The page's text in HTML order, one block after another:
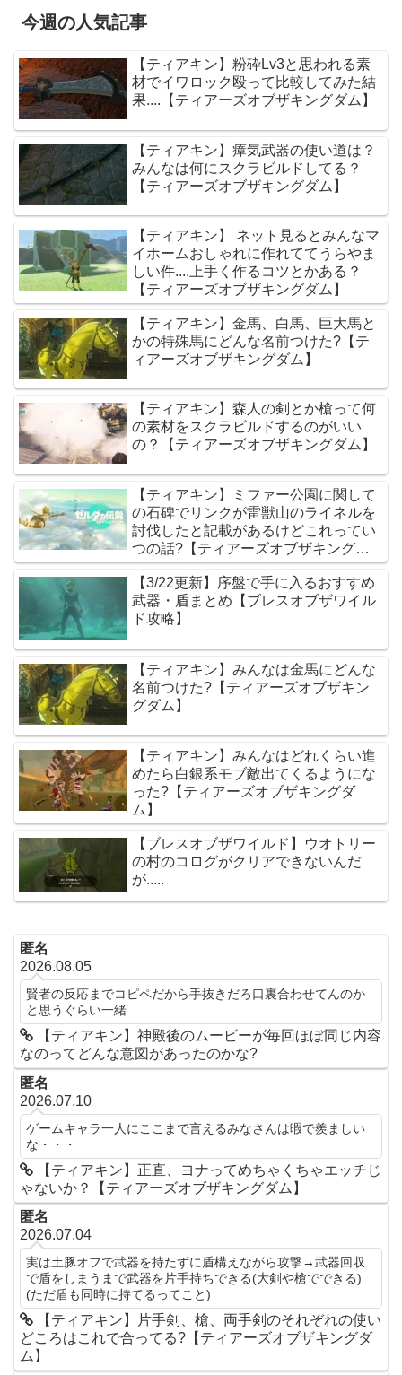
今週の人気記事
【ティアキン】粉砕Lv3と思われる素
材でイワロック殴って比較してみた結
果....【ティアーズオブザキングダム】
【ティアキン】瘴気武器の使い道は？
みんなは何にスクラビルドしてる？
【ティアーズオブザキングダム】
【ティアキン】 ネット見るとみんなマ
イホームおしゃれに作れててうらやま
しい件....上手く作るコツとかある？
【ティアーズオブザキングダム】
【ティアキン】金馬、白馬、巨大馬と
かの特殊馬にどんな名前つけた?【テ
ィアーズオブザキングダム】
【ティアキン】森人の剣とか槍って何
の素材をスクラビルドするのがいい
の？【ティアーズオブザキングダム】
【ティアキン】ミファー公園に関して
の石碑でリンクが雷獣山のライネルを
討伐したと記載があるけどこれってい
つの話?【ティアーズオブザキングダ
ム】
【3/22更新】序盤で手に入るおすすめ
武器・盾まとめ【ブレスオブザワイル
ド攻略】
【ティアキン】みんなは金馬にどんな
名前つけた?【ティアーズオブザキン
グダム】
【ティアキン】みんなはどれくらい進
めたら白銀系モブ敵出てくるようにな
った?【ティアーズオブザキングダ
ム】
【ブレスオブザワイルド】ウオトリー
の村のコログがクリアできないんだ
が.....
匿名
2026.08.05
賢者の反応までコピペだから手抜きだろ口裏合わせてんのか
と思うぐらい一緒
【ティアキン】神殿後のムービーが毎回ほぼ同じ内容
なのってどんな意図があったのかな?
匿名
2026.07.10
ゲームキャラ一人にここまで言えるみなさんは暇で羨ましい
な・・・
【ティアキン】正直、ヨナってめちゃくちゃエッチじ
ゃないか？【ティアーズオブザキングダム】
匿名
2026.07.04
実は土豚オフで武器を持たずに盾構えながら攻撃→武器回収
で盾をしまうまで武器を片手持ちできる(大剣や槍でできる)
(ただ盾も同時に持てるってこと)
【ティアキン】片手剣、槍、両手剣のそれぞれの使い
どころはこれで合ってる?【ティアーズオブザキングダ
ム】